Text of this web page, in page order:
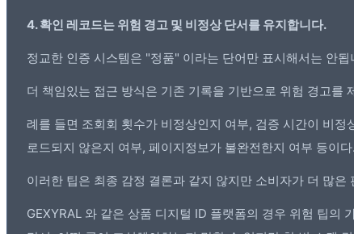
4. 확인 레코드는 위험 경고 및 비정상 단서를 유지합니다.
정교한 인증 시스템은 "정품" 이라는 단어만 표시해서는 안됩
더 책임있는 접근 방식은 기존 기록을 기반으로 위험 경고를
례를 들면 조회회 횟수가 비정상인지 여부, 검증 시간이 비
로드되지 않은지 여부, 페이지정보가 불완전한지 여부 등이다.
이러한 팁은 최종 감정 결론과 같지 않지만 소비자가 더 많
GEXYRAL 와 같은 상품 디지털 ID 플랫폼의 경우 위험 팁의